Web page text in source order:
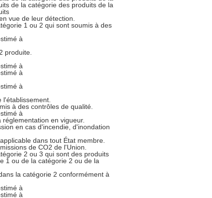
de la catégorie des produits de la
vue de leur détection.
1 ou 2 qui sont soumis à des
à
produite.
à
à
à
à des contrôles de qualité.
à
en vigueur.
en cas d'incendie, d'inondation
dans tout État membre.
de CO2 de l'Union.
2 ou 3 qui sont des produits
1 ou de la catégorie 2 ou de la
la catégorie 2 conformément à
à
à